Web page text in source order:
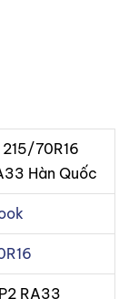
70R16
Hàn Quốc
RA33